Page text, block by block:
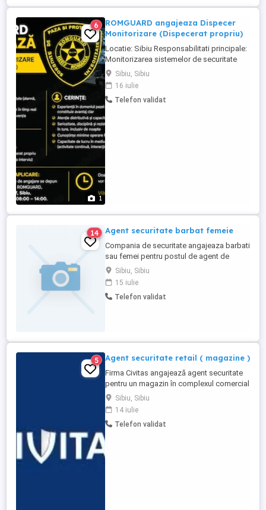
1
6
ROMGUARD angajeaza Dispecer
Monitorizare (Dispecerat propriu)
Locatie: Sibiu Responsabilitati principale:
Monitorizarea sistemelor de securitate
(alarma, video, control acces) Gestionarea
si verificarea alertelor in timp real
Coordonarea echipajelor de interventie
Intocmirea rapoartelor operative Cerinte:
Sibiu, Sibiu
16 iulie
Telefon validat
14 Agent securitate barbat femeie
Compania de securitate angajeaza barbati
sau femei pentru postul de agent de
securitate cu experienta pe retail
(magazine) in Sibiu. Cerinte: -
punctualitate, responsabilitate, implicare; -
atestat profesional, sau in curs de
Sibiu, Sibiu
15 iulie
Telefon validat
5 Agent securitate retail ( magazine )
Firma Civitas angajează agent securitate
pentru un magazin în complexul comercial
Promenada Mall Sibiu, zona gării; - posturi
disponibile - 1; - atestatul de agent de
securitate prezintă avantaj în procesul de
selecție; - experiența pe posturi similare
Sibiu, Sibiu
14 iulie
Telefon validat